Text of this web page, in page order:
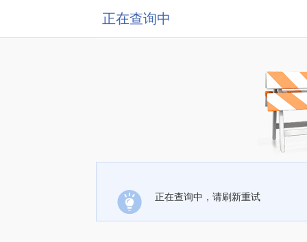
正在查询中
正在查询中，请刷新重试